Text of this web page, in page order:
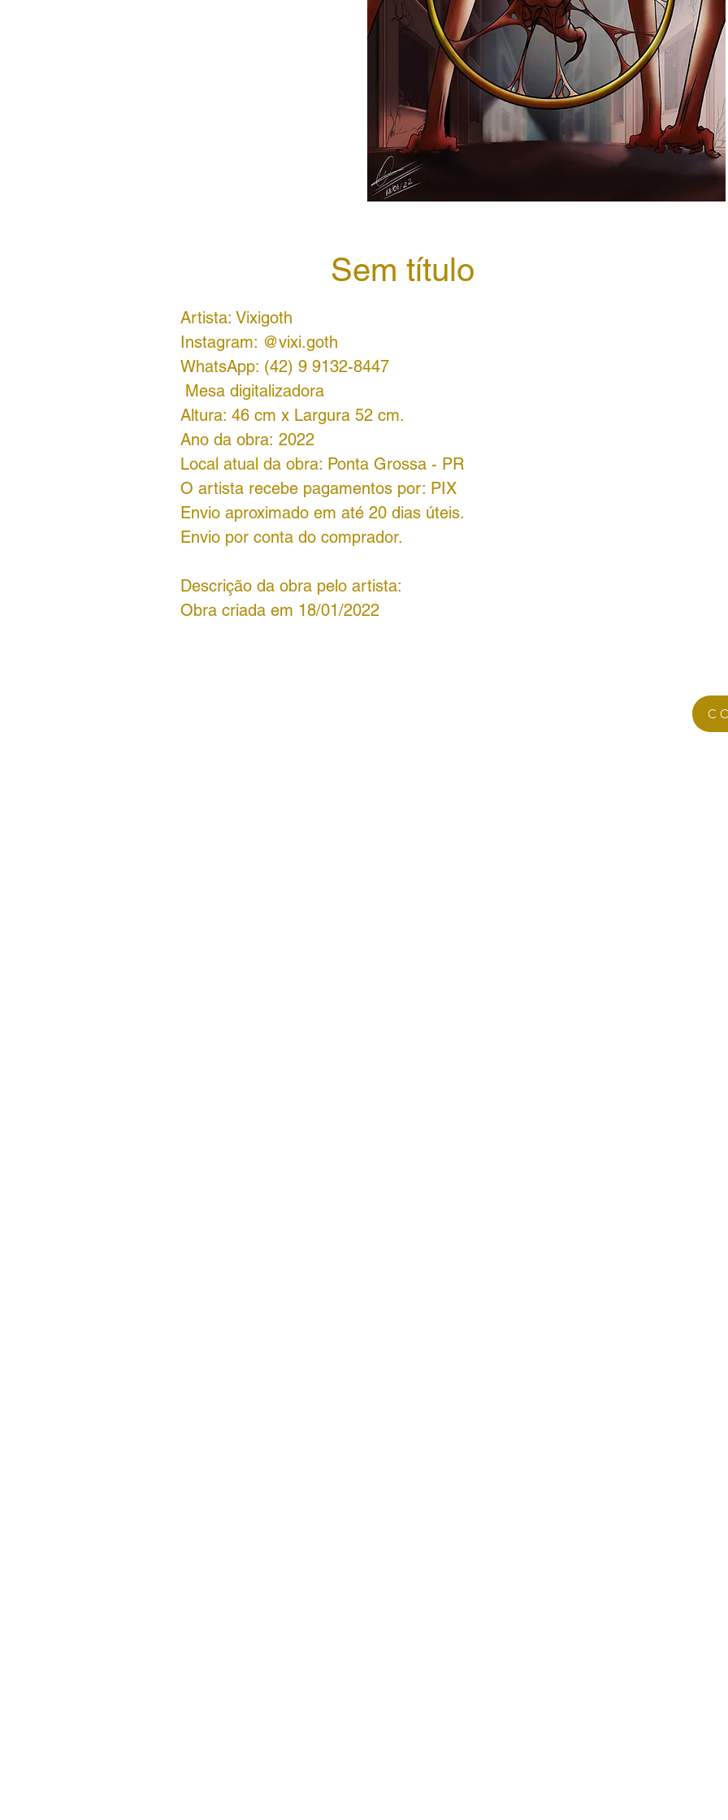
Sem título
Artista: Vixigoth
Instagram: @vixi.goth
WhatsApp: (42) 9 9132-8447
Mesa digitalizadora
Altura: 46 cm x Largura 52 cm.
Ano da obra: 2022
Local atual da obra: Ponta Grossa - PR
O artista recebe pagamentos por: PIX
Envio aproximado em até 20 dias úteis.
Envio por conta do comprador.
Descrição da obra pelo artista:
Obra criada em 18/01/2022